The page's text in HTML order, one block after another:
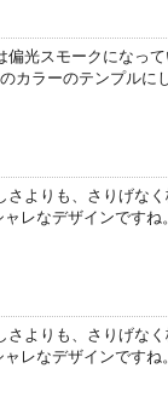
光スモークになっ
カラーのテンプルに
よりも、さりげな
レなデザインです
よりも、さりげな
レなデザインですね